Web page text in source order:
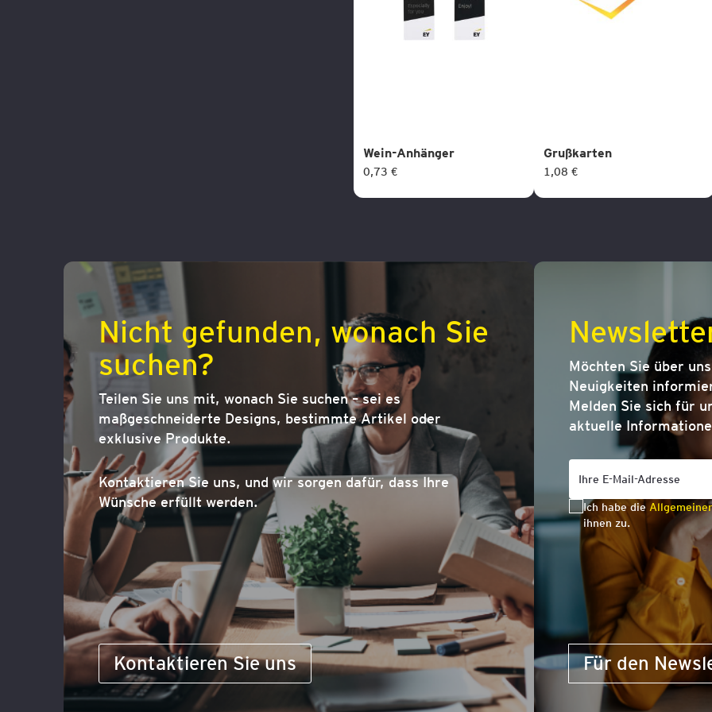
Wein-Anhänger
0,73 €
Grußkarten
1,08 €
Nicht gefunden, wonach Sie
suchen?
Teilen Sie uns mit, wonach Sie suchen – sei es
maßgeschneiderte Designs, bestimmte Artikel oder
exklusive Produkte.
Kontaktieren Sie uns, und wir sorgen dafür, dass Ihre
Wünsche erfüllt werden.
Kontaktieren Sie uns
Möchten Sie über
Neuigkeiten
Melden Sie sich für
aktuelle
Ich habe die
ihnen zu.
Für den